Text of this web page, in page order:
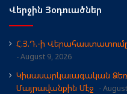
Վերջին Յօդուածներ
Հ.Յ.Դ.-ի
August 9, 2026
Կիսասարկաւագական
Մայրավանքին Մէջ